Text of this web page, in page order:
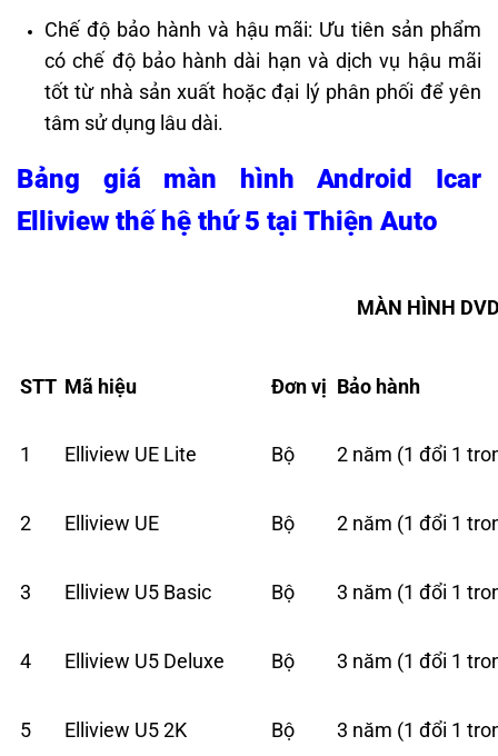
Chế độ bảo hành và hậu mãi: Ưu tiên sản phẩm
có chế độ bảo hành dài hạn và dịch vụ hậu mãi
tốt từ nhà sản xuất hoặc đại lý phân phối để yên
tâm sử dụng lâu dài.
Bảng giá màn hình Android Icar
Elliview thế hệ thứ 5 tại Thiện Auto
MÀN HÌNH
STT Mã hiệu Đơn vị Bảo hành
1 Elliview UE Lite Bộ 2 năm (1 đổi 1
2 Elliview UE Bộ 2 năm (1 đổi 1
3 Elliview U5 Basic Bộ 3 năm (1 đổi 1
4 Elliview U5 Deluxe Bộ 3 năm (1 đổi 1
5 Elliview U5 2K Bộ 3 năm (1 đổi 1